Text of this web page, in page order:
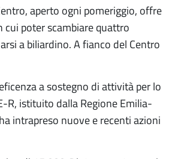
aperto ogni pomeriggio, offre
cui poter scambiare quattro
a biliardino. A fianco del Centro
a sostegno di attività per lo
R, istituito dalla Regione Emilia-
intrapreso nuove e recenti azioni